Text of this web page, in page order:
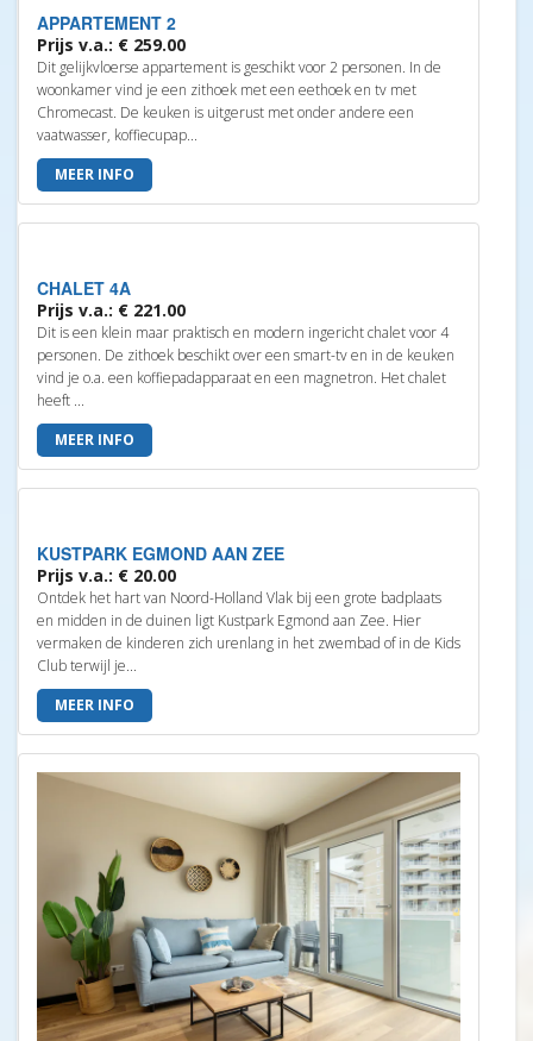
APPARTEMENT 2
Prijs v.a.: € 259.00
Dit gelijkvloerse appartement is geschikt voor 2 personen. In de
woonkamer vind je een zithoek met een eethoek en tv met
Chromecast. De keuken is uitgerust met onder andere een
vaatwasser, koffiecupap...
MEER INFO
CHALET 4A
Prijs v.a.: € 221.00
Dit is een klein maar praktisch en modern ingericht chalet voor 4
personen. De zithoek beschikt over een smart-tv en in de keuken
vind je o.a. een koffiepadapparaat en een magnetron. Het chalet
heeft ...
MEER INFO
KUSTPARK EGMOND AAN ZEE
Prijs v.a.: € 20.00
Ontdek het hart van Noord-Holland Vlak bij een grote badplaats
en midden in de duinen ligt Kustpark Egmond aan Zee. Hier
vermaken de kinderen zich urenlang in het zwembad of in de Kids
Club terwijl je...
MEER INFO